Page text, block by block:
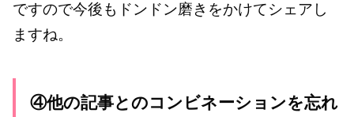
ですので今後もドンドン磨きをかけてシェアし
ますね。
④他の記事とのコンビネーションを忘れ